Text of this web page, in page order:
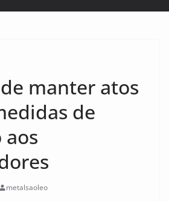
manter atos
de
metalsaoleo